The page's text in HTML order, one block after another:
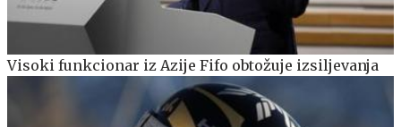
Visoki funkcionar iz Azije Fifo obtožuje izsiljevanja